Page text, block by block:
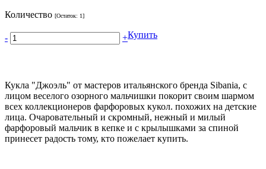
Количество [Остаток: 1]
- +Купить
Кукла "Джоэль" от мастеров итальянского бренда Sibania, с
лицом веселого озорного мальчишки покорит своим шармом
всех коллекционеров фарфоровых кукол. похожих на детские
лица. Очаровательный и скромный, нежный и милый
фарфоровый мальчик в кепке и с крылышками за спиной
принесет радость тому, кто пожелает купить.